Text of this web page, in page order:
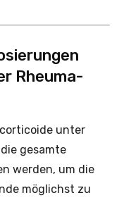
Rheuma-
unter
gesamte
werden, um die
möglichst zu